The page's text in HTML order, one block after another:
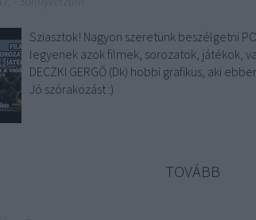
Sziasztok! Nagyon szeretünk beszélgetni
legyenek azok filmek, sorozatok, játékok,
DECZKI GERGŐ (Dk) hobbi grafikus, aki
Jó szórakozást :)
TOVÁBB